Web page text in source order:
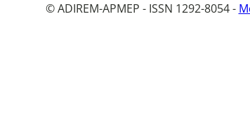
© ADIREM-APMEP - ISSN 1292-8054 -